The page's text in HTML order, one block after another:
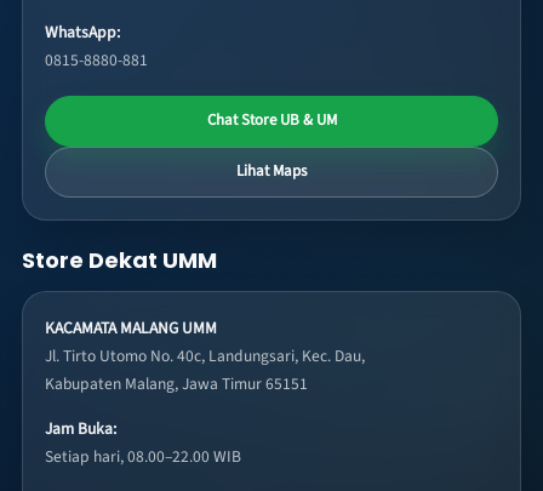
WhatsApp:
0815-8880-881
Chat Store UB & UM
Lihat Maps
Store Dekat UMM
KACAMATA MALANG UMM
Jl. Tirto Utomo No. 40c, Landungsari, Kec. Dau,
Kabupaten Malang, Jawa Timur 65151
Jam Buka:
Setiap hari, 08.00–22.00 WIB